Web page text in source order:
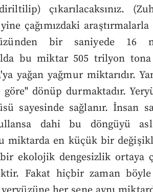
çıkarılacaksınız.
çağımızdaki
bir saniyede
bu miktar 505 trilyon tona
yağan yağmur miktarıdır.
dönüp durmaktadır.
sayesinde sağlanır. İnsan
dahi bu döngüyü
miktarda en küçük bir
ekolojik dengesizlik ortaya
Fakat hiçbir zaman